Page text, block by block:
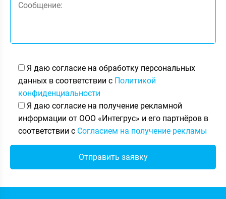
Я даю согласие на обработку персональных
данных в соответствии с Политикой
конфиденциальности
Я даю согласие на получение рекламной
информации от ООО «Интегрус» и его партнёров в
соответствии с Согласием на получение рекламы